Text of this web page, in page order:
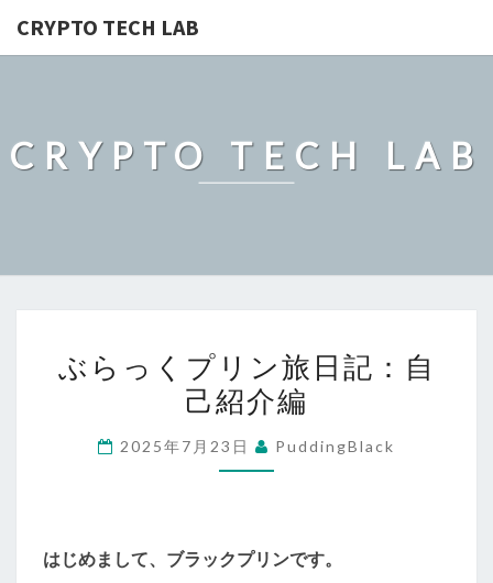
CRYPTO TECH LAB
CRYPTO TECH LAB
ら
っ
プ
旅
ぶらっくプリン旅日記：自
己紹介編
2025年7月23日 PuddingBlack
はじめまして、ブラックプリンです。